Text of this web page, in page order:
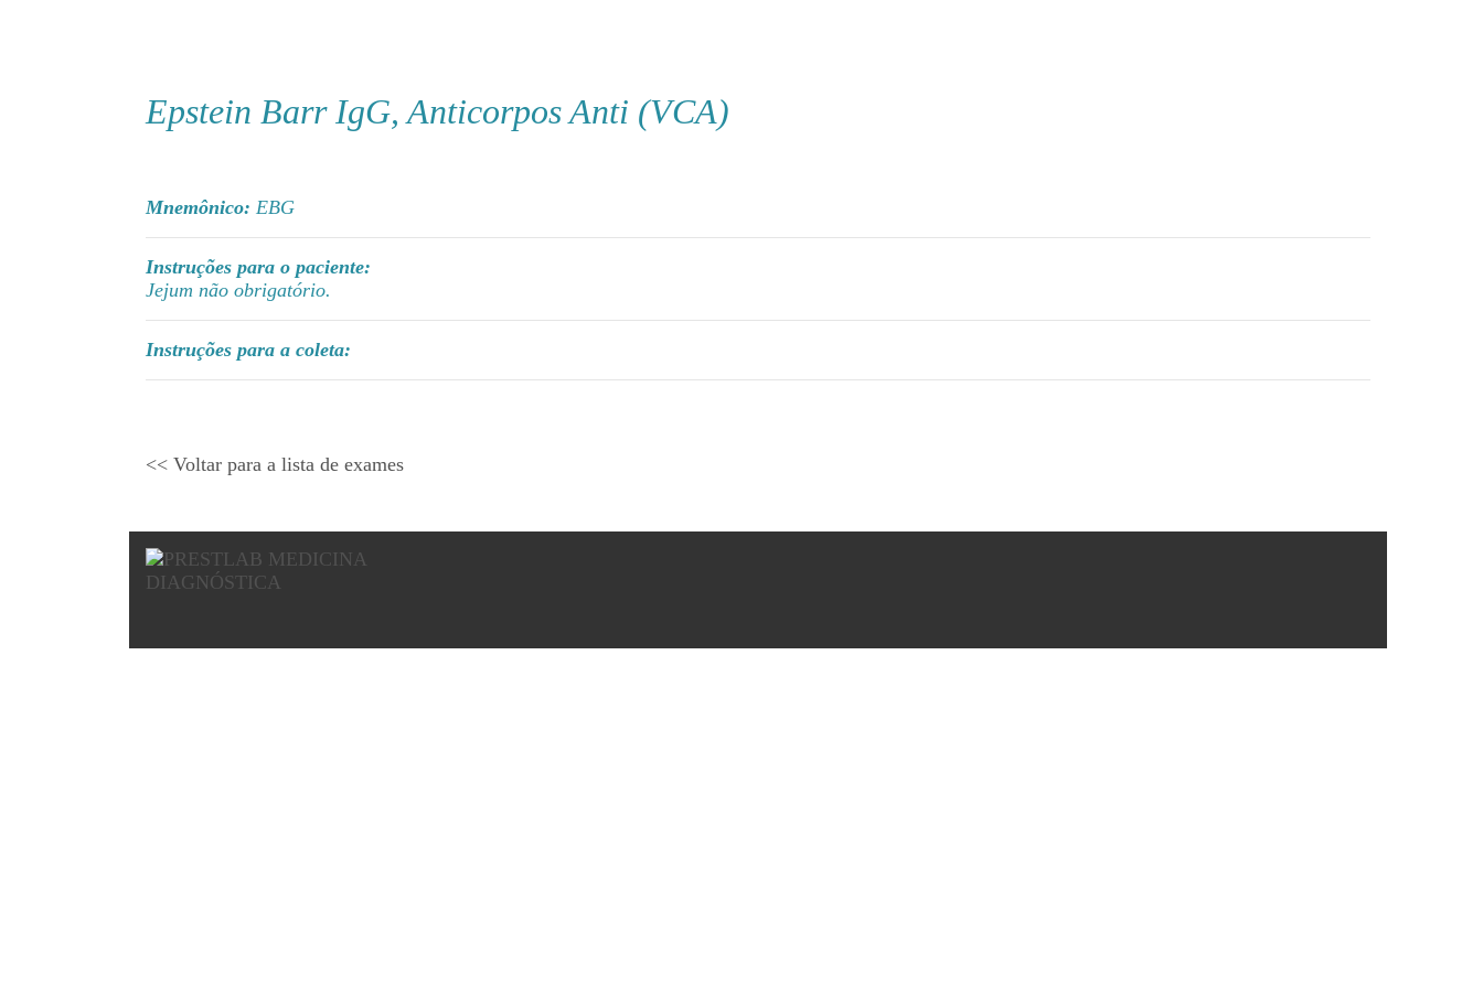
Epstein Barr IgG, Anticorpos Anti (VCA)
Mnemônico: EBG
Instruções para o paciente:
Jejum não obrigatório.
Instruções para a coleta:
<< Voltar para a lista de exames